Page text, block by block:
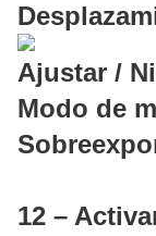
Ajustar /
Modo de
12 –